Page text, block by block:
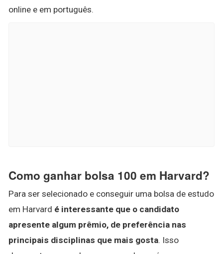
online e em português.
Como ganhar bolsa 100 em Harvard?
Para ser selecionado e conseguir uma bolsa de estudo
em Harvard é interessante que o candidato
apresente algum prêmio, de preferência nas
principais disciplinas que mais gosta. Isso